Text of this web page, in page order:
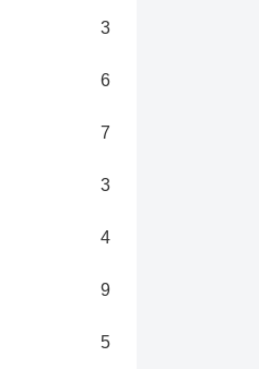
3
6
7
3
4
9
5